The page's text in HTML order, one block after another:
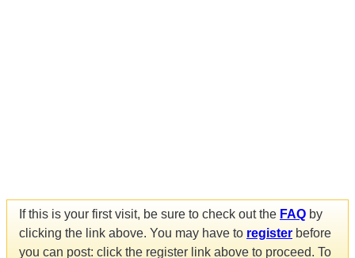
If this is your first visit, be sure to check out the FAQ by
clicking the link above. You may have to register before
you can post: click the register link above to proceed. To